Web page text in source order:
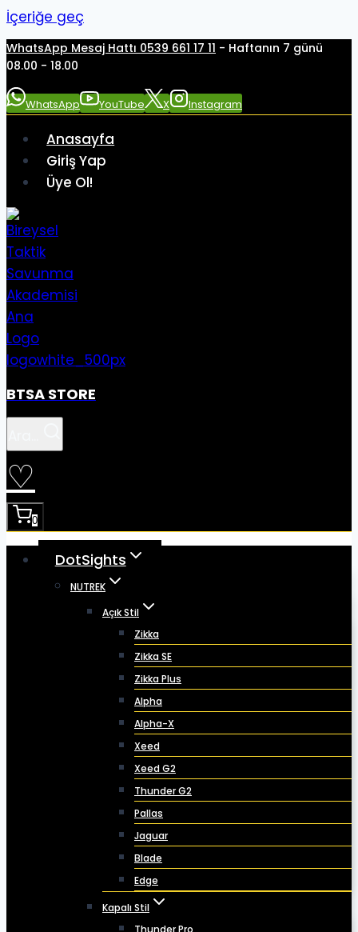
İçeriğe geç
WhatsApp Mesaj Hattı 0539 661 17 11 - Haftanın 7 günü
08.00 - 18.00
WhatsApp YouTube X Instagram
Anasayfa
Giriş Yap
Üye Ol!
BTSA STORE
♡
0
DotSights
NUTREK
Açık Stil
Zikka
Zikka SE
Zikka Plus
Alpha
Alpha-X
Xeed
Xeed G2
Thunder G2
Pallas
Jaguar
Blade
Edge
Kapalı Stil
Thunder Pro